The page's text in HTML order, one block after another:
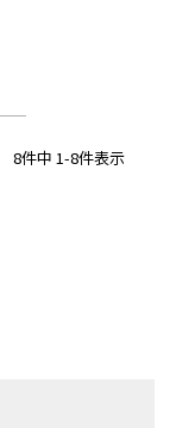
8件中 1-8件表示